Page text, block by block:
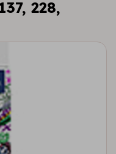
228,